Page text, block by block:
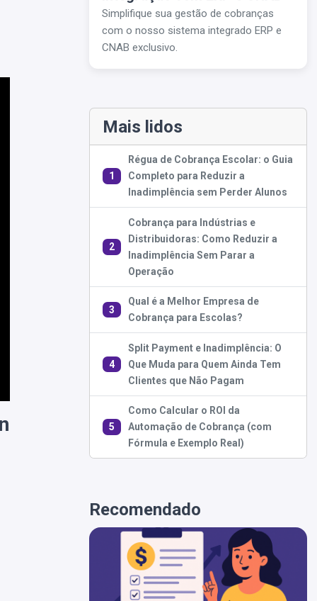
Simplifique sua gestão de cobranças
com o nosso sistema integrado ERP e
CNAB exclusivo.
Mais lidos
1
Régua de Cobrança Escolar: o Guia
Completo para Reduzir a
Inadimplência sem Perder Alunos
2
Cobrança para Indústrias e
Distribuidoras: Como Reduzir a
Inadimplência Sem Parar a
Operação
3
Qual é a Melhor Empresa de
Cobrança para Escolas?
4
Split Payment e Inadimplência: O
Que Muda para Quem Ainda Tem
Clientes que Não Pagam
5
Como Calcular o ROI da
Automação de Cobrança (com
Fórmula e Exemplo Real)
Recomendado